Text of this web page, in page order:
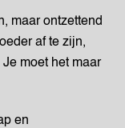
maar ontzettend
af te zijn,
moet het maar
en